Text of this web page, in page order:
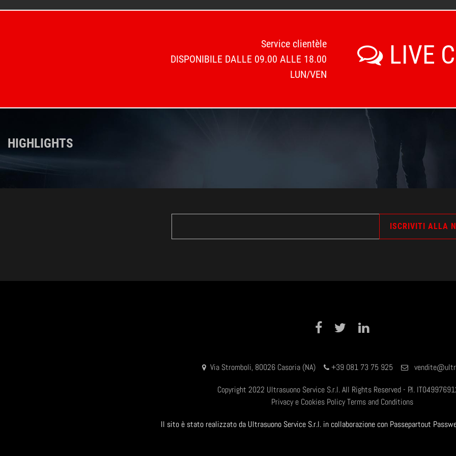
Service clientèle
DISPONIBILE DALLE 09.00 ALLE 18.00
LUN/VEN
LIVE
HIGHLIGHTS
Facebook Twitter
Via Stromboli, 80026 Casoria (NA) +39 081 73 75 925
Copyright 2022 Ultrasuono Service S.r.l. All Rights Reserved - P.I.
Privacy e Cookies Policy Terms and Conditions
Il sito è stato realizzato da Ultrasuono Service S.r.l. in collaborazione con Passepartout